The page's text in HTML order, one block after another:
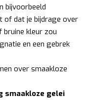
bijvoorbeeld
of dat je bijdrage over
kleur zou
en een gebrek
over smaakloze
smaakloze gelei